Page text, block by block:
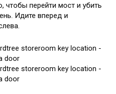
чтобы перейти мост и убить
Идите вперед и